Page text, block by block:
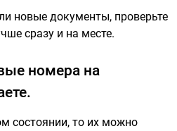
новые документы, проверьте
сразу и на месте.
номера на
состоянии, то их можно